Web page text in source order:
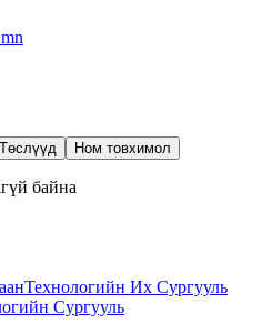
Төслүүд Ном товхимол
байна
Технологийн Их Сургууль
Сургууль